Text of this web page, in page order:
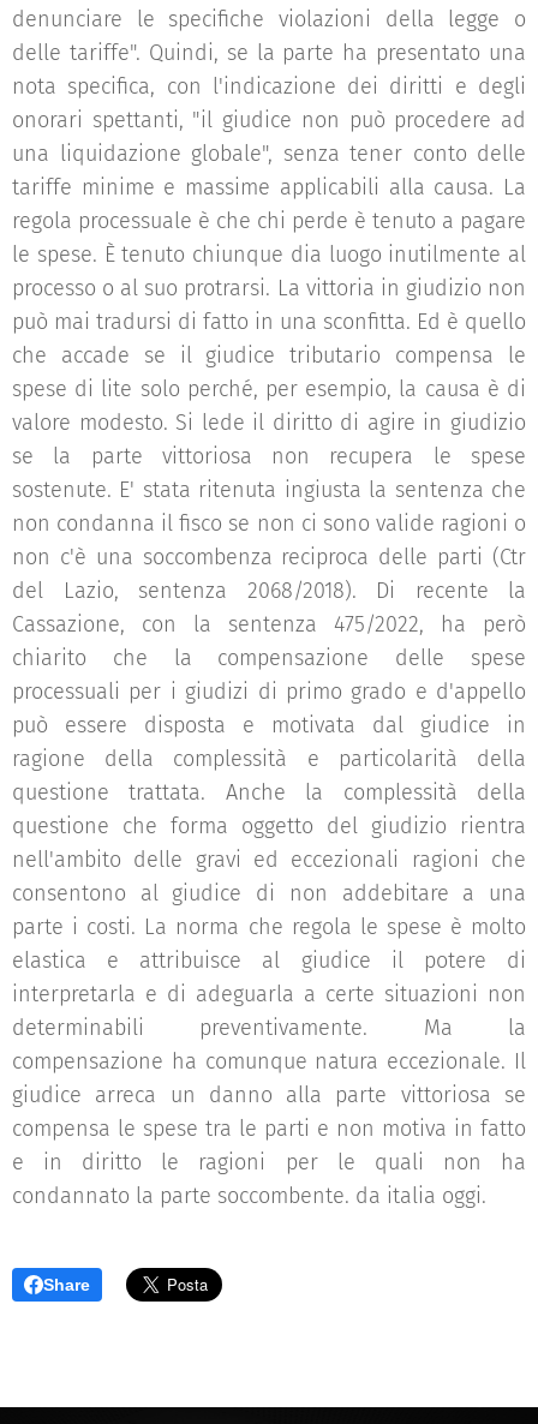
denunciare le specifiche violazioni della legge o
delle tariffe". Quindi, se la parte ha presentato una
nota specifica, con l'indicazione dei diritti e degli
onorari spettanti, "il giudice non può procedere ad
una liquidazione globale", senza tener conto delle
tariffe minime e massime applicabili alla causa. La
regola processuale è che chi perde è tenuto a pagare
le spese. È tenuto chiunque dia luogo inutilmente al
processo o al suo protrarsi. La vittoria in giudizio non
può mai tradursi di fatto in una sconfitta. Ed è quello
che accade se il giudice tributario compensa le
spese di lite solo perché, per esempio, la causa è di
valore modesto. Si lede il diritto di agire in giudizio
se la parte vittoriosa non recupera le spese
sostenute. E' stata ritenuta ingiusta la sentenza che
non condanna il fisco se non ci sono valide ragioni o
non c'è una soccombenza reciproca delle parti (Ctr
del Lazio, sentenza 2068/2018). Di recente la
Cassazione, con la sentenza 475/2022, ha però
chiarito che la compensazione delle spese
processuali per i giudizi di primo grado e d'appello
può essere disposta e motivata dal giudice in
ragione della complessità e particolarità della
questione trattata. Anche la complessità della
questione che forma oggetto del giudizio rientra
nell'ambito delle gravi ed eccezionali ragioni che
consentono al giudice di non addebitare a una
parte i costi. La norma che regola le spese è molto
elastica e attribuisce al giudice il potere di
interpretarla e di adeguarla a certe situazioni non
determinabili preventivamente. Ma la
compensazione ha comunque natura eccezionale. Il
giudice arreca un danno alla parte vittoriosa se
compensa le spese tra le parti e non motiva in fatto
e in diritto le ragioni per le quali non ha
condannato la parte soccombente. da italia oggi.
Share